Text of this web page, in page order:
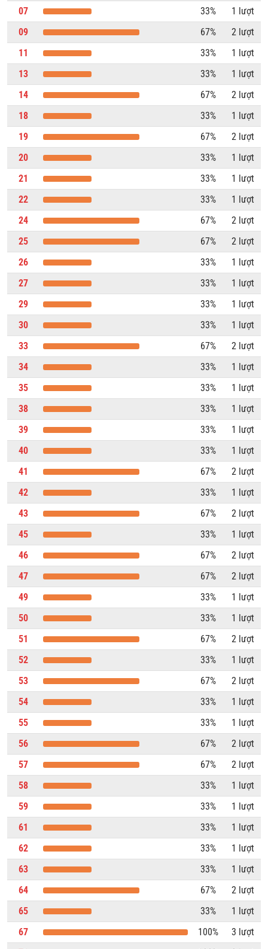
07 33%
1 lượt
09
67%
2 lượt
11
33%
1 lượt
13
33%
1 lượt
14
67%
2 lượt
18
33%
1 lượt
19
67%
2 lượt
20
33%
1 lượt
21
33%
1 lượt
22
33%
1 lượt
24
67%
2 lượt
25
67%
2 lượt
26
33%
1 lượt
27
33%
1 lượt
29
33%
1 lượt
30
33%
1 lượt
33
67%
2 lượt
34
33%
1 lượt
35
33%
1 lượt
38
33%
1 lượt
39
33%
1 lượt
40
33%
1 lượt
41
67%
2 lượt
42
33%
1 lượt
43
67%
2 lượt
45
33%
1 lượt
46
67%
2 lượt
47
67%
2 lượt
49
33%
1 lượt
50
33%
1 lượt
51
67%
2 lượt
52
33%
1 lượt
53
67%
2 lượt
54
33%
1 lượt
55
33%
1 lượt
56
67%
2 lượt
57
67%
2 lượt
58
33%
1 lượt
59
33%
1 lượt
61
33%
1 lượt
62
33%
1 lượt
63
33%
1 lượt
64
67%
2 lượt
65
33%
1 lượt
67
100%
3 lượt